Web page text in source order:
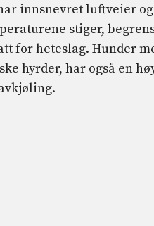
innsnevret luftveier
stiger,
for heteslag. Hunder
hyrder, har også en